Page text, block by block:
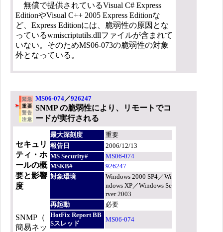
無償で提供されているVisual C# Express
EditionやVisual C++ 2005 Express Editionな
ど、Express Editionには、脆弱性の原因とな
っているwmiscriptutils.dllファイルが含まれて
いない。そのためMS06-073の脆弱性の対象
外となっている。
MS06-074／926247
SNMP の脆弱性により、リモートでコ
ードが実行される
最大深刻度
重要
報告日
2006/12/13
MS Security#
MS06-074
MSKB#
926247
対象環境
Windows 2000 SP4／Wi
ndows XP／Windows Se
rver 2003
再起動
必要
HotFix Report BB
Sスレッド
MS06-074
セキュリ
ティ・ホ
ールの概
要と影響
度
SNMP（
簡易ネッ